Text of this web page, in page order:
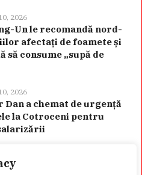
2026
Un le recomandă nord-
afectați de foamete și
să consume „supă de
2026
Dan a chemat de urgență
la Cotroceni pentru